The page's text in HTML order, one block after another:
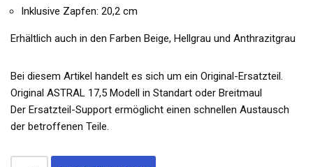
Inklusive Zapfen: 20,2 cm
Erhältlich auch in den Farben Beige, Hellgrau und Anthrazitgrau
Bei diesem Artikel handelt es sich um ein Original-Ersatzteil.
Original ASTRAL 17,5 Modell in Standart oder Breitmaul
Der Ersatzteil-Support ermöglicht einen schnellen Austausch
der betroffenen Teile.